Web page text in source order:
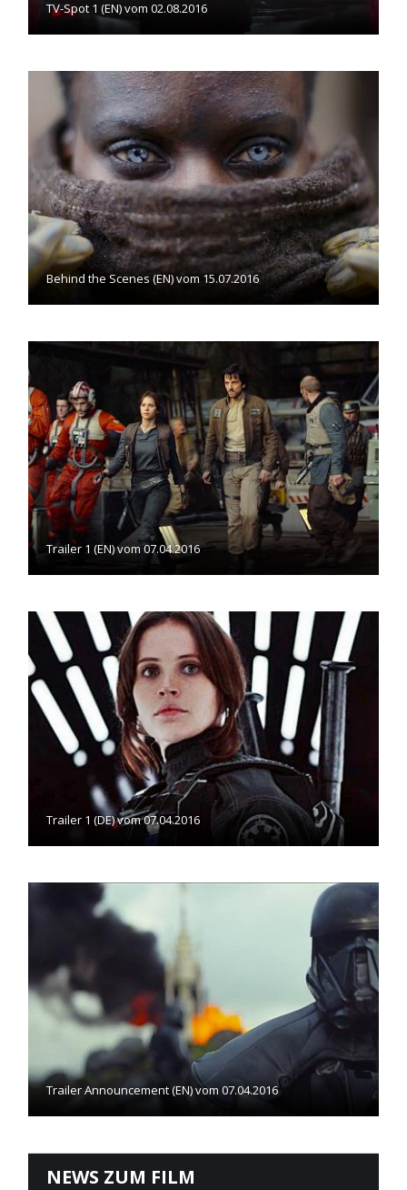
TV-Spot 1 (EN) vom 02.08.2016
Behind the Scenes (EN) vom 15.07.2016
Trailer 1 (EN) vom 07.04.2016
Trailer 1 (DE) vom 07.04.2016
Trailer Announcement (EN) vom 07.04.2016
NEWS ZUM FILM